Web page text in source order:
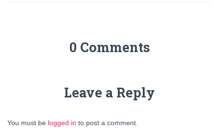
0 Comments
Leave a Reply
You must be logged in to post a comment.